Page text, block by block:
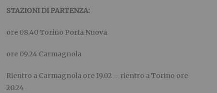
STAZIONI DI PARTENZA:
ore 08.40 Torino Porta Nuova
ore 09.24 Carmagnola
Rientro a Carmagnola ore 19.02 – rientro a Torino ore
20.24